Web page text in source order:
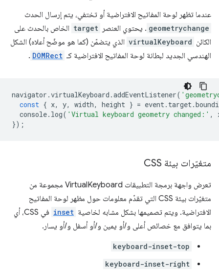
عندما تظهر لوحة المفاتيح الافتراضية أو تختفي، يتم إرسال الحدث
geometrychange . يحتوي العنصر target الخاص بالحدث على
الكائن virtualKeyboard الذي يتضمّن (كما هو موضّح أعلاه) الشكل
الهندسي الجديد لبطانة لوحة المفاتيح الافتراضية كـ DOMRect
.
navigator .virtualKeyboard .addEventListener(
const { x, y, width, height } = event. target.
console. log( 'Virtual keyboard geometry changed:' ,
});
متغيّرات بيئة CSS
تعرض واجهة برمجة التطبيقات VirtualKeyboard مجموعة من
متغيّرات بيئة CSS التي تقدّم معلومات حول مظهر لوحة المفاتيح
الافتراضية. ويتم تصميمها بشكل مشابه لخاصية inset
في CSS، أي
بما يتوافق مع خصائص أعلى و/أو يمين و/أو أسفل و/أو يسار.
keyboard-inset-top
keyboard-inset-right